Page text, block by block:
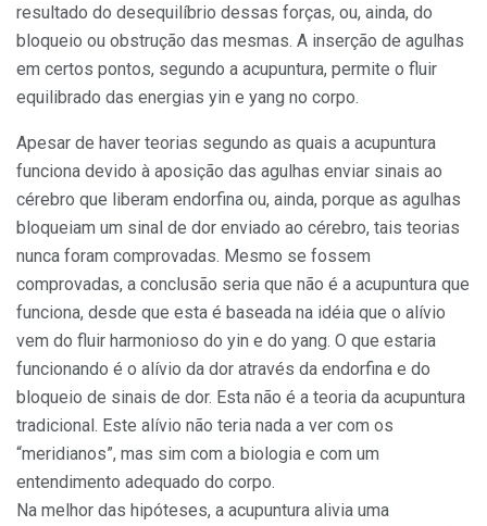
resultado do desequilíbrio dessas forças, ou, ainda, do
bloqueio ou obstrução das mesmas. A inserção de agulhas
em certos pontos, segundo a acupuntura, permite o fluir
equilibrado das energias yin e yang no corpo.
Apesar de haver teorias segundo as quais a acupuntura
funciona devido à aposição das agulhas enviar sinais ao
cérebro que liberam endorfina ou, ainda, porque as agulhas
bloqueiam um sinal de dor enviado ao cérebro, tais teorias
nunca foram comprovadas. Mesmo se fossem
comprovadas, a conclusão seria que não é a acupuntura que
funciona, desde que esta é baseada na idéia que o alívio
vem do fluir harmonioso do yin e do yang. O que estaria
funcionando é o alívio da dor através da endorfina e do
bloqueio de sinais de dor. Esta não é a teoria da acupuntura
tradicional. Este alívio não teria nada a ver com os
“meridianos”, mas sim com a biologia e com um
entendimento adequado do corpo.
Na melhor das hipóteses, a acupuntura alivia uma